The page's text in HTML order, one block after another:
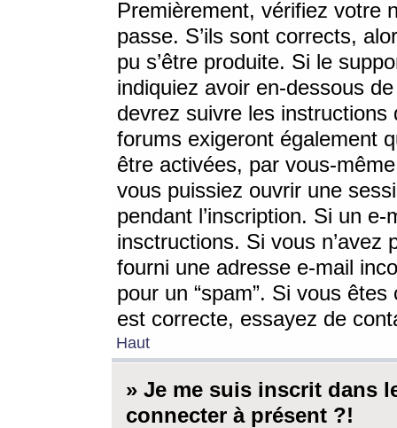
Premièrement, vérifiez votre
passe. S’ils sont corrects,
pu s’être produite. Si le
indiquiez avoir en-dessous
devrez suivre les
forums exigeront également
être activées, par vous-
vous puissiez ouvrir une
pendant l’inscription. Si un
insctructions. Si vous n’avez
fourni une adresse e-mail
pour un “spam”. Si vous
est correcte, essayez de
Haut
» Je me suis inscrit dans
connecter à présent ?!